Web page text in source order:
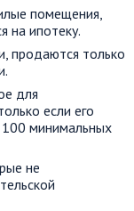
помещения,
на ипотеку.
продаются только
для
если его
минимальных
не